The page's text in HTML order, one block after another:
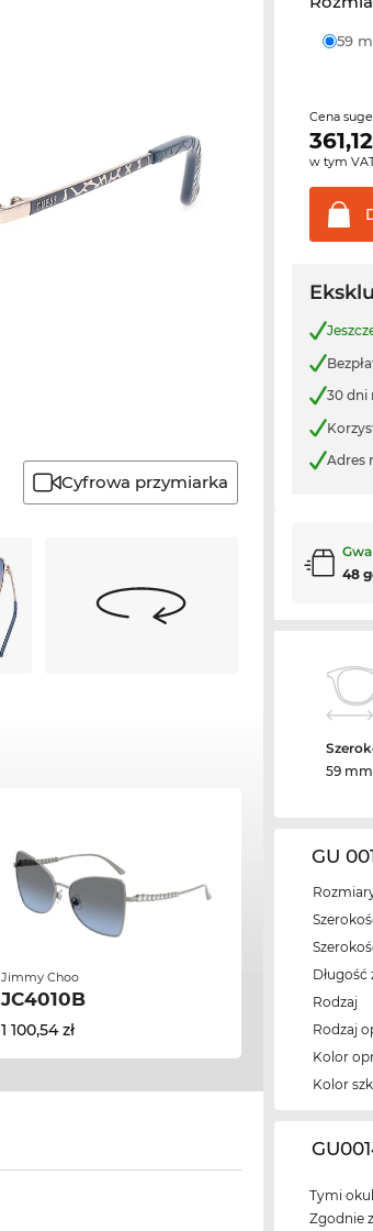
Cyfrowa przymiarka
Jimmy Choo
JC4010B
1 100,54 zł
59
Cena
361,12
w tym
30 dni
Adres
48
59 mm
GU
Długość
Rodzaj
Rodzaj
Kolor
Kolor
Tymi
Zgodnie